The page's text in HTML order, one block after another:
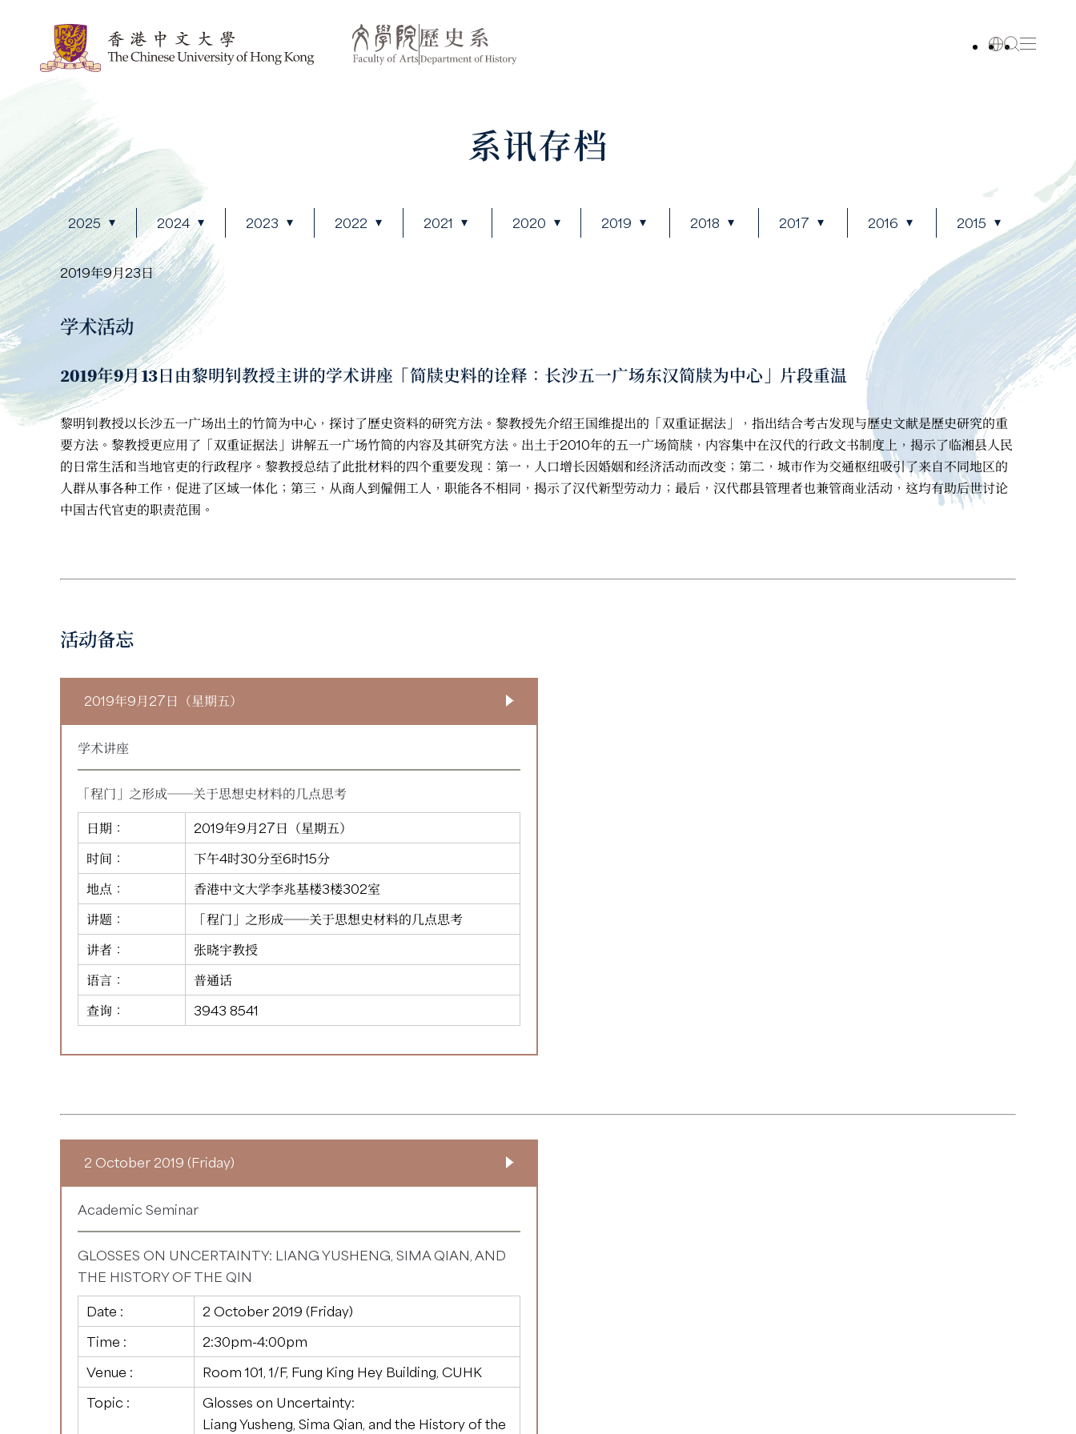
系讯存档
2025 2024 2023 2022 2021 2020 2019 2018 2017 2016 2015
2019年9月23日
学术活动
2019年9月13日由黎明钊教授主讲的学术讲座「简牍史料的诠释：长沙五一广场东汉简牍为中心」片段重温
黎明钊教授以长沙五一广场出土的竹简为中心，探讨了歷史资料的研究方法。黎教授先介绍王国维提出的「双重证据法」，指出结合考古发现与歷史文献是歷史研究的重
要方法。黎教授更应用了「双重证据法」讲解五一广场竹简的内容及其研究方法。出土于2010年的五一广场简牍，内容集中在汉代的行政文书制度上，揭示了临湘县人民
的日常生活和当地官吏的行政程序。黎教授总结了此批材料的四个重要发现：第一，人口增长因婚姻和经济活动而改变；第二，城市作为交通枢纽吸引了来自不同地区的
人群从事各种工作，促进了区域一体化；第三，从商人到僱佣工人，职能各不相同，揭示了汉代新型劳动力；最后，汉代郡县管理者也兼管商业活动，这均有助后世讨论
中国古代官吏的职责范围。
活动备忘
2019年9月27日（星期五）
学术讲座
「程门」之形成──关于思想史材料的几点思考
日期：
2019年9月27日（星期五）
时间：
下午4时30分至6时15分
地点：
香港中文大学李兆基楼3楼302室
讲题：
「程门」之形成──关于思想史材料的几点思考
讲者：
张晓宇教授
语言：
普通话
查询：
3943 8541
2 October 2019 (Friday)
Academic Seminar
GLOSSES ON UNCERTAINTY: LIANG YUSHENG, SIMA QIAN, AND
THE HISTORY OF THE QIN
Date :
2 October 2019 (Friday)
Time :
2:30pm-4:00pm
Venue :
Room 101, 1/F, Fung King Hey Building, CUHK
Topic :
Glosses on Uncertainty:
Liang Yusheng, Sima Qian, and the History of the